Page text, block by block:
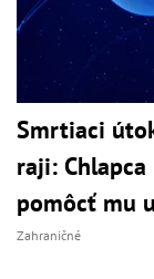
Smrtiaci
raji:
pomôcť mu
Zahraničné